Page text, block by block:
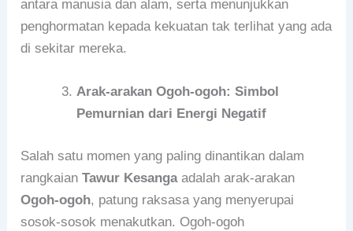
antara manusia dan alam, serta menunjukkan
penghormatan kepada kekuatan tak terlihat yang ada
di sekitar mereka.
Arak-arakan Ogoh-ogoh: Simbol
Pemurnian dari Energi Negatif
Salah satu momen yang paling dinantikan dalam
rangkaianTawur Kesangaadalah arak-arakan
Ogoh-ogoh, patung raksasa yang menyerupai
sosok-sosok menakutkan. Ogoh-ogoh